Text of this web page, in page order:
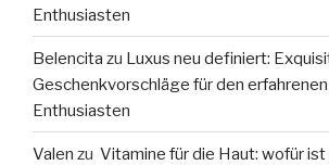
Enthusiasten
Belencita zu Luxus neu definiert:
Geschenkvorschläge für den
Enthusiasten
Valen zu Vitamine für die Haut: wofür